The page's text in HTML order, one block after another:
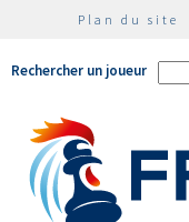
Plan du site
Rechercher un joueur